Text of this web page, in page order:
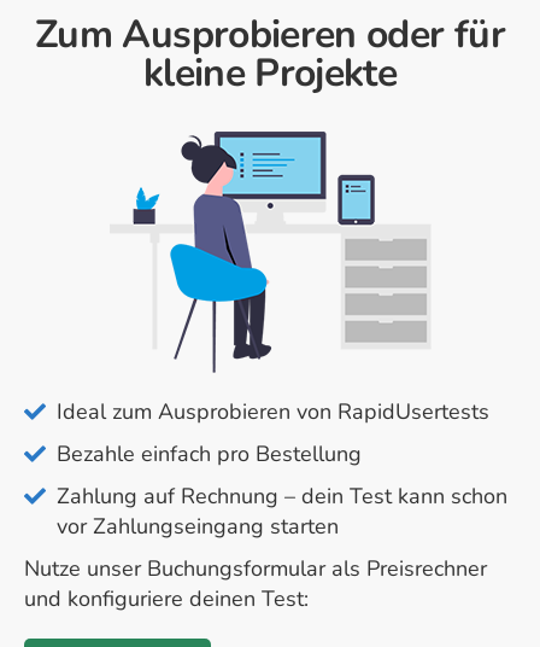
Zum Ausprobieren oder für
kleine Projekte
Ideal zum Ausprobieren von RapidUsertests
Bezahle einfach pro Bestellung
Zahlung auf Rechnung – dein Test kann schon
vor Zahlungseingang starten
Nutze unser Buchungsformular als Preisrechner
und konfiguriere deinen Test: